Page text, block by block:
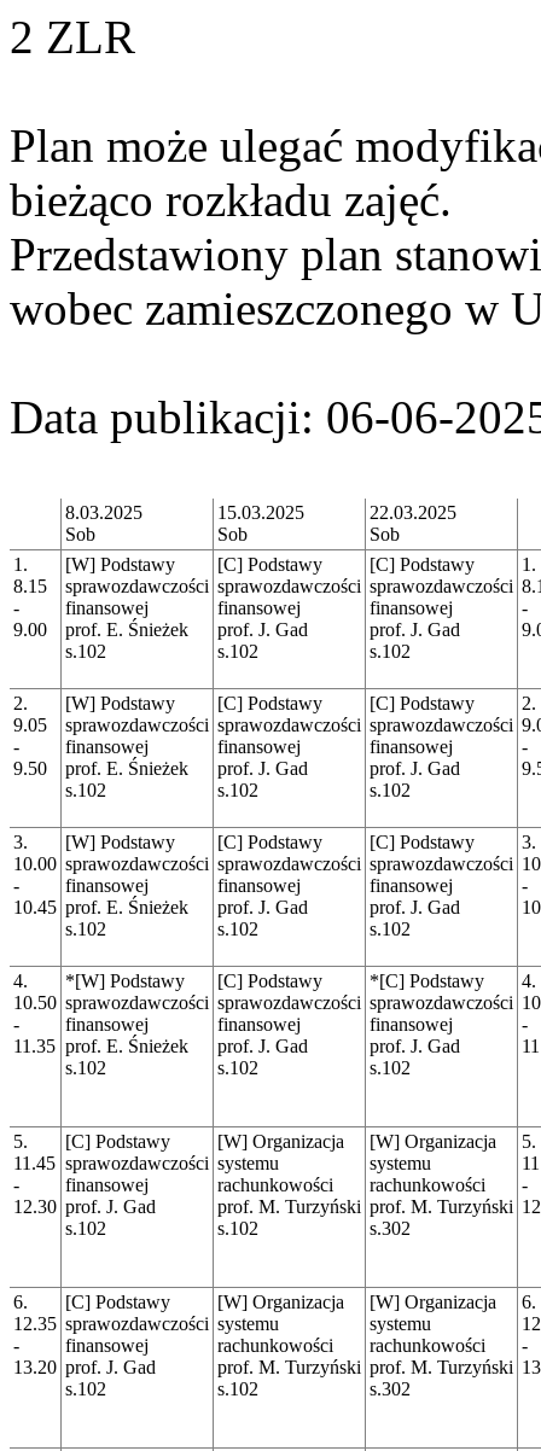
2 ZLR
Plan może ulegać
bieżąco rozkładu zajęć.
Przedstawiony plan
wobec zamieszczonego w
Data publikacji: 06-06-
8.03.2025
Sob
15.03.2025
Sob
22.03.2025
Sob
1.
8.15
-
9.00
[W] Podstawy
sprawozdawczości
finansowej
prof. E. Śnieżek
s.102
[C] Podstawy
sprawozdawczości
finansowej
prof. J. Gad
s.102
[C] Podstawy
sprawozdawczości
finansowej
prof. J. Gad
s.102
1.
-
2.
9.05
-
9.50
[W] Podstawy
sprawozdawczości
finansowej
prof. E. Śnieżek
s.102
[C] Podstawy
sprawozdawczości
finansowej
prof. J. Gad
s.102
[C] Podstawy
sprawozdawczości
finansowej
prof. J. Gad
s.102
2.
-
3.
10.00
-
10.45
[W] Podstawy
sprawozdawczości
finansowej
prof. E. Śnieżek
s.102
[C] Podstawy
sprawozdawczości
finansowej
prof. J. Gad
s.102
[C] Podstawy
sprawozdawczości
finansowej
prof. J. Gad
s.102
3.
-
4.
10.50
-
11.35
*[W] Podstawy
sprawozdawczości
finansowej
prof. E. Śnieżek
s.102
[C] Podstawy
sprawozdawczości
finansowej
prof. J. Gad
s.102
*[C] Podstawy
sprawozdawczości
finansowej
prof. J. Gad
s.102
4.
-
5.
11.45
-
12.30
[C] Podstawy
sprawozdawczości
finansowej
prof. J. Gad
s.102
[W] Organizacja
systemu
rachunkowości
prof. M. Turzyński
s.102
[W] Organizacja
systemu
rachunkowości
prof. M. Turzyński
s.302
5.
-
6.
12.35
-
13.20
[C] Podstawy
sprawozdawczości
finansowej
prof. J. Gad
s.102
[W] Organizacja
systemu
rachunkowości
prof. M. Turzyński
s.102
[W] Organizacja
systemu
rachunkowości
prof. M. Turzyński
s.302
6.
-